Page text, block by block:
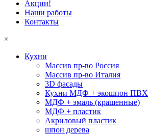
Акции!
Наши работы
Контакты
×
Кухни
Массив пр-во Россия
Массив пр-во Италия
3D фасады
Кухни МДФ + экошпон ПВХ
МДФ + эмаль (крашенные)
МДФ + пластик
Акриловый пластик
шпон дерева